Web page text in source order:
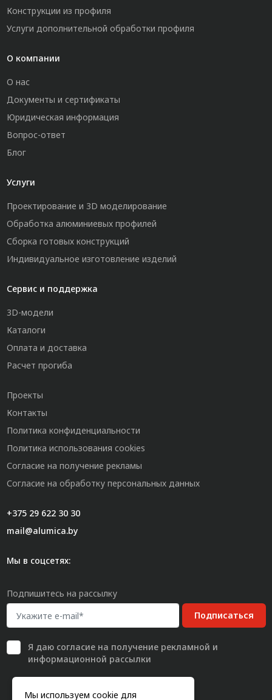
Мы используем cookie для
Конструкции из профиля
Услуги дополнительной обработки профиля
О компании
О нас
Документы и сертификаты
Юридическая информация
Вопрос-ответ
Блог
Услуги
Проектирование и 3D моделирование
Обработка алюминиевых профилей
Сборка готовых конструкций
Индивидуальное изготовление изделий
Сервис и поддержка
3D-модели
Каталоги
Оплата и доставка
Расчет прогиба
Проекты
Контакты
Политика конфиденциальности
Политика использования cookies
Согласие на получение рекламы
Согласие на обработку персональных данных
+375 29 622 30 30
mail@alumica.by
Мы в соцсетях:
Подпишитесь на рассылку
Подписаться
Я даю согласиена получение рекламной и
информационной рассылки